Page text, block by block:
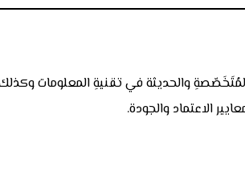
والحديثة في تقنيةِ المعلومات
الاعتماد والجودة.